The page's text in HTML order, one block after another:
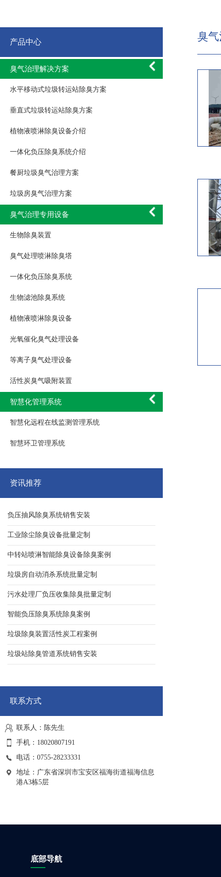
产品中心
臭气治理解决方案
水平移动式垃圾转运站除臭方案
垂直式垃圾转运站除臭方案
植物液喷淋除臭设备介绍
一体化负压除臭系统介绍
餐厨垃圾臭气治理方案
垃圾房臭气治理方案
臭气治理专用设备
生物除臭装置
臭气处理喷淋除臭塔
一体化负压除臭系统
生物滤池除臭系统
植物液喷淋除臭设备
光氧催化臭气处理设备
等离子臭气处理设备
活性炭臭气吸附装置
智慧化管理系统
智慧化远程在线监测管理系统
智慧环卫管理系统
资讯推荐
负压抽风除臭系统销售安装
工业除尘除臭设备批量定制
中转站喷淋智能除臭设备除臭案例
垃圾房自动消杀系统批量定制
污水处理厂负压收集除臭批量定制
智能负压除臭系统除臭案例
垃圾除臭装置活性炭工程案例
垃圾站除臭管道系统销售安装
联系方式
联系人：陈先生
手机：18020807191
电话：0755-28233331
地址：广东省深圳市宝安区福海街道福海信息
港A3栋5层
臭
底部导航